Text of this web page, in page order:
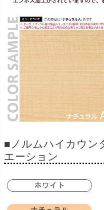
■ノルムハイカウン
エーション